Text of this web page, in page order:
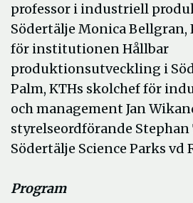
professor i industriell
Södertälje Monica Bellgran,
för institutionen Hållbar
produktionsutveckling i
Palm, KTHs skolchef för
och management Jan
styrelseordförande Stephan
Södertälje Science Parks vd
Program